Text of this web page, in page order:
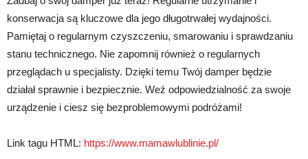
konserwacja są kluczowe dla jego długotrwałej wydajności.
Pamiętaj o regularnym czyszczeniu, smarowaniu i sprawdzaniu
stanu technicznego. Nie zapomnij również o regularnych
przeglądach u specjalisty. Dzięki temu Twój damper będzie
działał sprawnie i bezpiecznie. Weź odpowiedzialność za swoje
urządzenie i ciesz się bezproblemowymi podróżami!
Link tagu HTML: https://www.mamawlublinie.pl/